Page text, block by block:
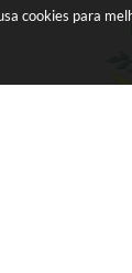
cookies para